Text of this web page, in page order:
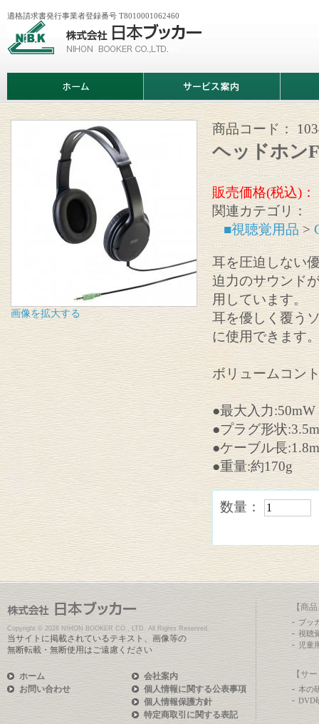
会
日
ッ
カ
適格請求書発行事業者登録番号 T8010001062460
ム
ビ
案
情
画像を拡大する
商品コード：
ヘッドホンF
販売価格(税込)：
関連カテゴリ：
■視聴覚用品 >
耳を圧迫しない
迫力のサウンド
用しています。
耳を優しく覆う
に使用できます
ボリュームコン
●最大入力:50mW
●プラグ形状
●ケーブル長:1.8m
●重量:約170g
数量：
Copyright © 2026 NIHON BOOKER CO., LTD. All Rights Reserved.
当サイトに掲載されているテキスト、画像等の
無断転載・無断使用はご遠慮ください
ホーム
お問い合わせ
会社案内
個人情報に関する公表事項
個人情報保護方針
特定商取引に関する表記
【商
ブッ
視聴
児童
【サ
本の
DVD